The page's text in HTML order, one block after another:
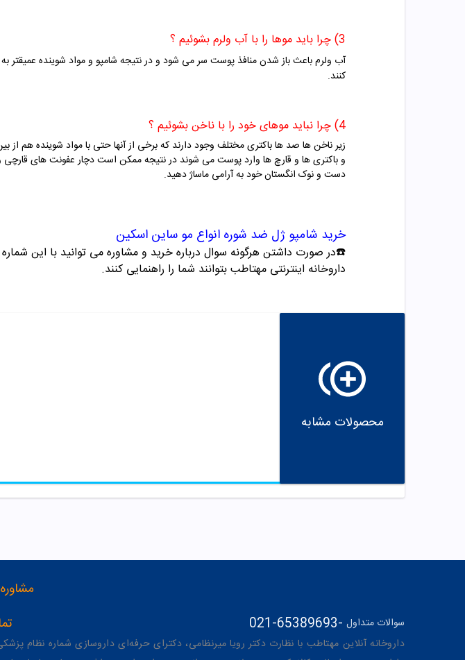
3) چرا باید موها را با آب ولرم بشوئیم ؟
آب ولرم باعث باز شدن منافذ پوست سر می شود و در نتیجه شامپو و مواد شوینده عمیقتر به
کنند.
4) چرا نباید موهای خود را با ناخن بشوئیم ؟
زیر ناخن ها صد ها باکتری مختلف وجود دارند که برخی از آنها حتی با مواد شوینده
و باکتری ها و قارچ ها وارد پوست می شوند در نتیجه ممکن است دچار عفونت های
دست و نوک انگستان خود به آرامی ماساژ دهید.
خرید شامپو ژل ضد شوره انواع مو ساین اسکین
☎️در صورت داشتن هرگونه سوال درباره خرید و مشاوره می توانید با این شماره ها 09358343612 /
داروخانه اینترنتی مهتاطب بتوانند شما را راهنمایی کنند.
محصولات مشابه
مشاوره
021-65389693 سوالات متداول -
داروخانه آنلاین مهتاطب با نظارت دکتر رویا میرنظامی، دکترای حرفه‌ای داروسازی شماره نظام پزشکی: د-3247، فعالیت